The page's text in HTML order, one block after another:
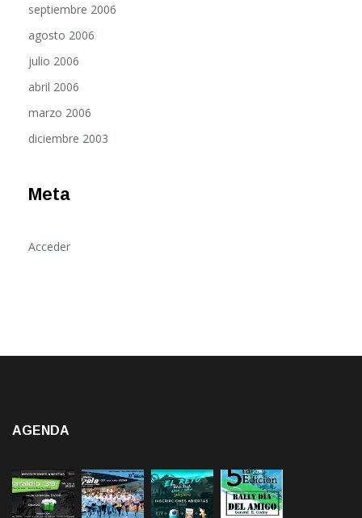
agosto 2006
julio 2006
abril 2006
marzo 2006
diciembre 2003